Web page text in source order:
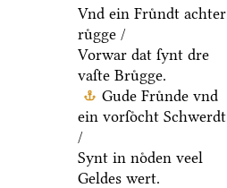
Ein Fruͤndt in der daͤdt
Vnd ein Fruͤndt achter
ruͤgge /
Vorwar dat ſynt dre
vaſte Bruͤgge.
Gude Fruͤnde vnd
ein vorſoͤcht Schwerdt
/
Synt in noͤden veel